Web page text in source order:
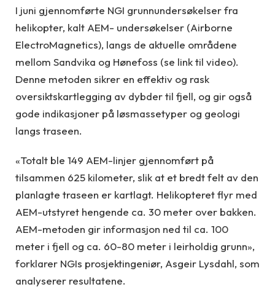
I juni gjennomførte NGI grunnundersøkelser fra
helikopter, kalt AEM- undersøkelser (Airborne
ElectroMagnetics), langs de aktuelle områdene
mellom Sandvika og Hønefoss (se link til video).
Denne metoden sikrer en effektiv og rask
oversiktskartlegging av dybder til fjell, og gir også
gode indikasjoner på løsmassetyper og geologi
langs traseen.
«Totalt ble 149 AEM-linjer gjennomført på
tilsammen 625 kilometer, slik at et bredt felt av den
planlagte traseen er kartlagt. Helikopteret flyr med
AEM-utstyret hengende ca. 30 meter over bakken.
AEM-metoden gir informasjon ned til ca. 100
meter i fjell og ca. 60-80 meter i leirholdig grunn»,
forklarer NGIs prosjektingeniør, Asgeir Lysdahl, som
analyserer resultatene.